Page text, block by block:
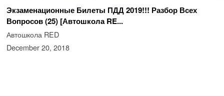
Экзаменационные Билеты ПДД 2019!!! Разбор Всех
Вопросов (25) [Автошкола RE...
Автошкола RED
December 20, 2018